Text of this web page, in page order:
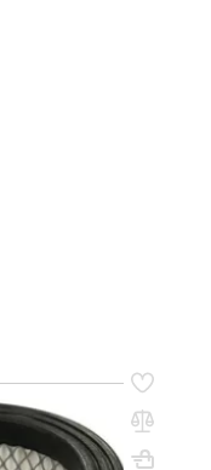
строительных